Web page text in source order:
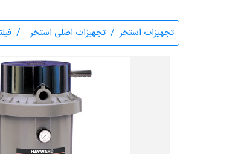
تجهیزات استخر تجهیزات اصلی استخر